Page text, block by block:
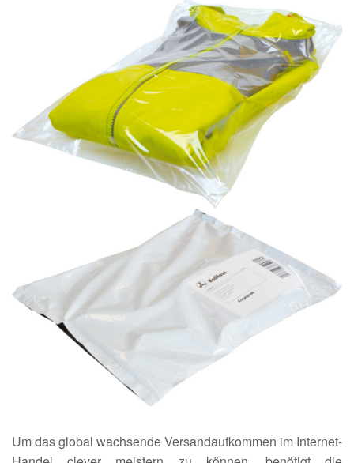
Um das global wachsende Versandaufkommen im Internet-